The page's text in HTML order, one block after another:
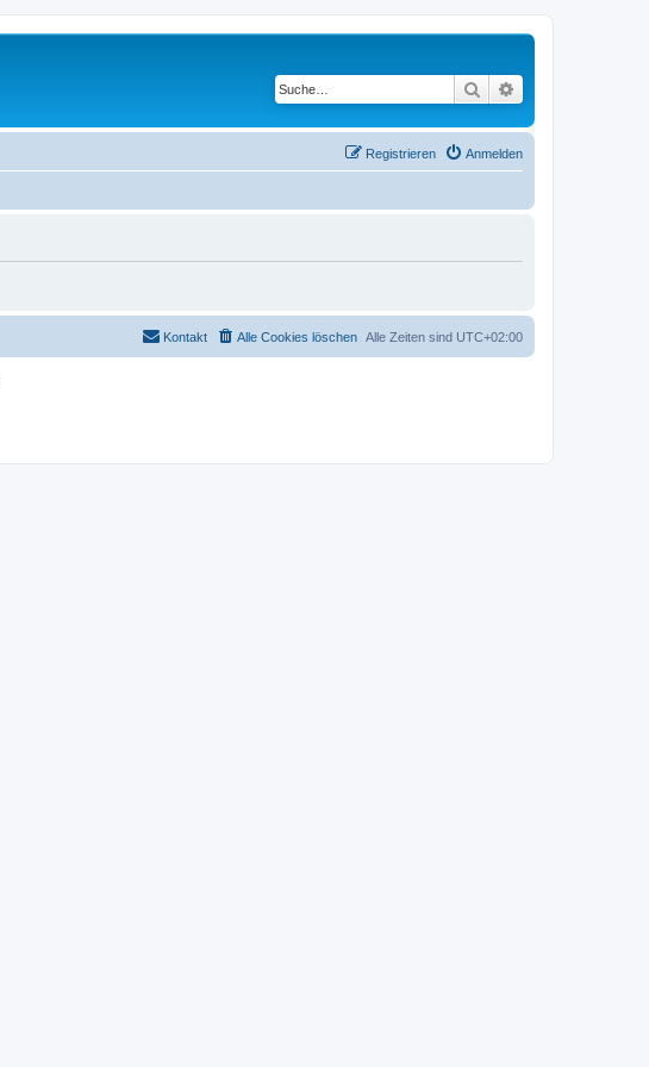
Suche
Anmelden
Registrieren
Alle Zeiten sind UTC+02:00
Alle Cookies löschen
Kontakt